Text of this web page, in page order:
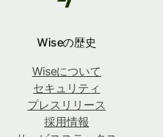
Wiseの歴史
Wiseについて
セキュリティ
プレスリリース
採用情報